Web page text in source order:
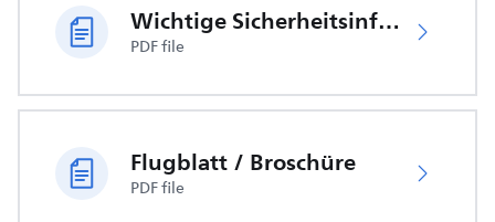
Wichtige Sicherheitsinformationen
PDF file
Flugblatt / Broschüre
PDF file